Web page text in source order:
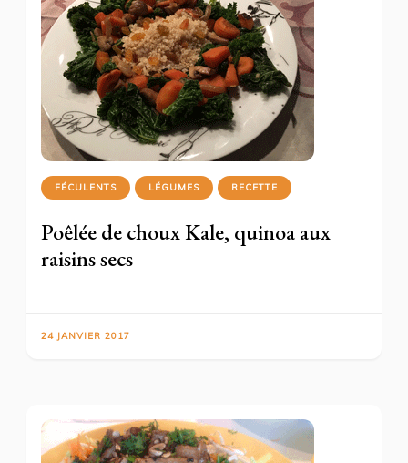
FÉCULENTS LÉGUMES RECETTE
Poêlée de choux Kale, quinoa aux
raisins secs
24 JANVIER 2017